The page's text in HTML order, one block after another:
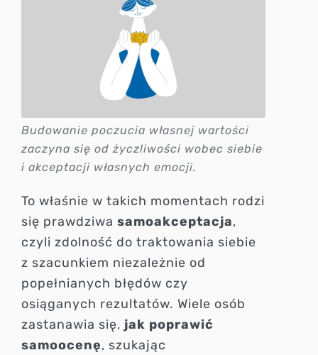
Budowanie poczucia własnej wartości
zaczyna się od życzliwości wobec siebie
i akceptacji własnych emocji.
To właśnie w takich momentach rodzi
się prawdziwa samoakceptacja,
czyli zdolność do traktowania siebie
z szacunkiem niezależnie od
popełnianych błędów czy
osiąganych rezultatów. Wiele osób
zastanawia się, jak poprawić
samoocenę, szukając